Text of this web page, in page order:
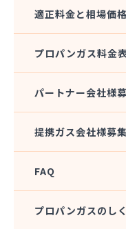
株式会社協和電化
株式会社原田商店/
株式会社佐山住器/
株式会社細川石油
株式会社坂本 東
株式会社三福プロ
株式会社守屋石油
株式会社酒津屋/
株式会社十全商会
株式会社松井石油
適正料金と相場価格
プロパンガス料金
パートナー会社様
提携ガス会社様募集
FAQ
プロパンガスのし